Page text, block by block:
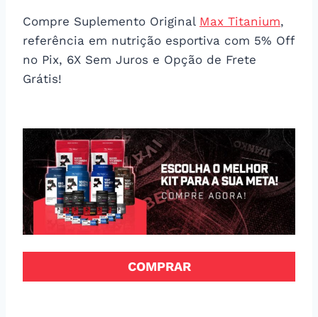
Compre Suplemento Original Max Titanium,
referência em nutrição esportiva com 5% Off
no Pix, 6X Sem Juros e Opção de Frete
Grátis!
COMPRAR